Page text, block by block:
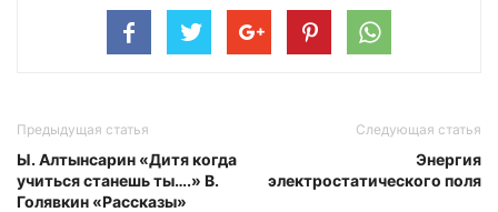
Предыдущая статья
Ы. Алтынсарин «Дитя когда
учиться станешь ты….» В.
Голявкин «Рассказы»
Следующая статья
Энергия
электростатического поля